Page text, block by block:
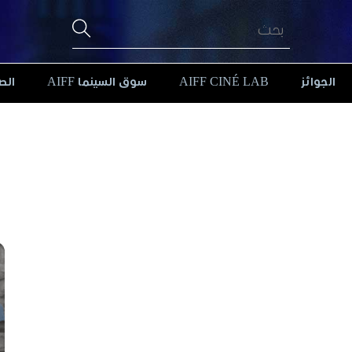
الجوائز AIFF CINÉ LAB سوق السينما AIFF